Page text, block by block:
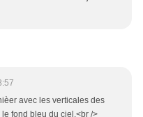
avec les verticales des
fond bleu du ciel.<br />